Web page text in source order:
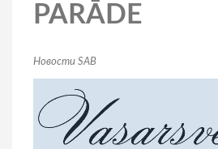
PARĀDE
Новости SAB